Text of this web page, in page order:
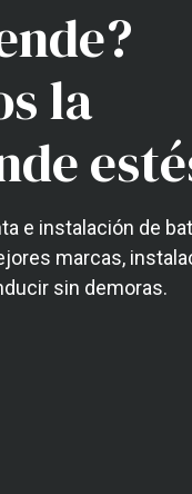
la
e instalación de
marcas,
sin demoras.